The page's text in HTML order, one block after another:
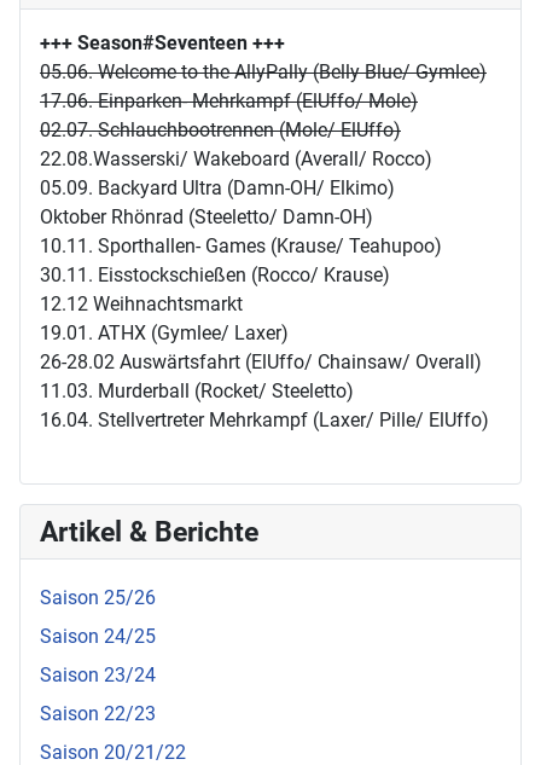
+++ Season#Seventeen +++
05.06. Welcome to the AllyPally (Belly Blue/ Gymlee)
17.06. Einparken- Mehrkampf (ElUffo/ Mole)
02.07. Schlauchbootrennen (Mole/ ElUffo)
22.08.Wasserski/ Wakeboard (Averall/ Rocco)
05.09. Backyard Ultra (Damn-OH/ Elkimo)
Oktober Rhönrad (Steeletto/ Damn-OH)
10.11. Sporthallen- Games (Krause/ Teahupoo)
30.11. Eisstockschießen (Rocco/ Krause)
12.12 Weihnachtsmarkt
19.01. ATHX (Gymlee/ Laxer)
26-28.02 Auswärtsfahrt (ElUffo/ Chainsaw/ Overall)
11.03. Murderball (Rocket/ Steeletto)
16.04. Stellvertreter Mehrkampf (Laxer/ Pille/ ElUffo)
Artikel & Berichte
Saison 25/26
Saison 24/25
Saison 23/24
Saison 22/23
Saison 20/21/22